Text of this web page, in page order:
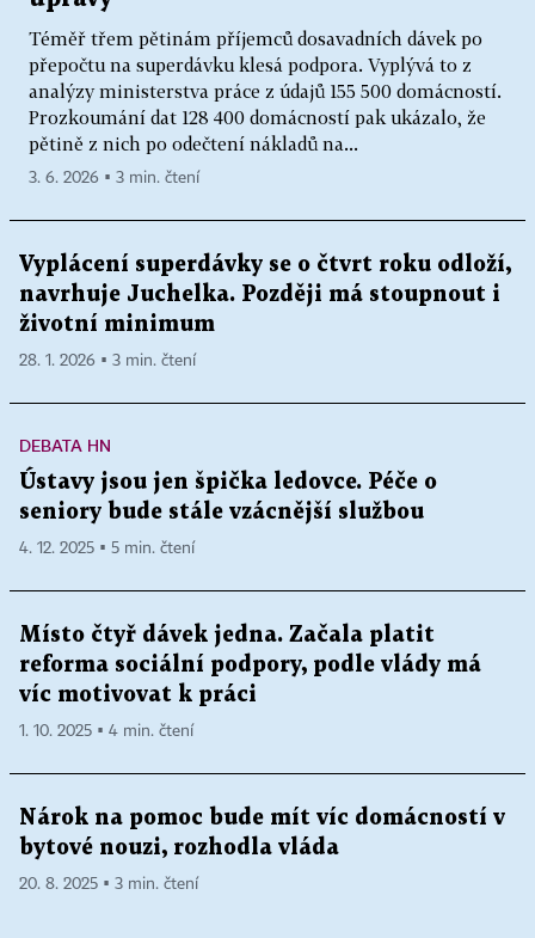
Téměř třem pětinám příjemců dosavadních dávek po
přepočtu na superdávku klesá podpora. Vyplývá to z
analýzy ministerstva práce z údajů 155 500 domácností.
Prozkoumání dat 128 400 domácností pak ukázalo, že
pětině z nich po odečtení nákladů na...
3. 6. 2026 ▪ 3 min. čtení
Vyplácení superdávky se o čtvrt roku odloží,
navrhuje Juchelka. Později má stoupnout i
životní minimum
28. 1. 2026 ▪ 3 min. čtení
DEBATA HN
Ústavy jsou jen špička ledovce. Péče o
seniory bude stále vzácnější službou
4. 12. 2025 ▪ 5 min. čtení
Místo čtyř dávek jedna. Začala platit
reforma sociální podpory, podle vlády má
víc motivovat k práci
1. 10. 2025 ▪ 4 min. čtení
Nárok na pomoc bude mít víc domácností v
bytové nouzi, rozhodla vláda
20. 8. 2025 ▪ 3 min. čtení